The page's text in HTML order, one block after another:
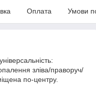
Оплата Умови
зліва/праворуч/
по-центру.